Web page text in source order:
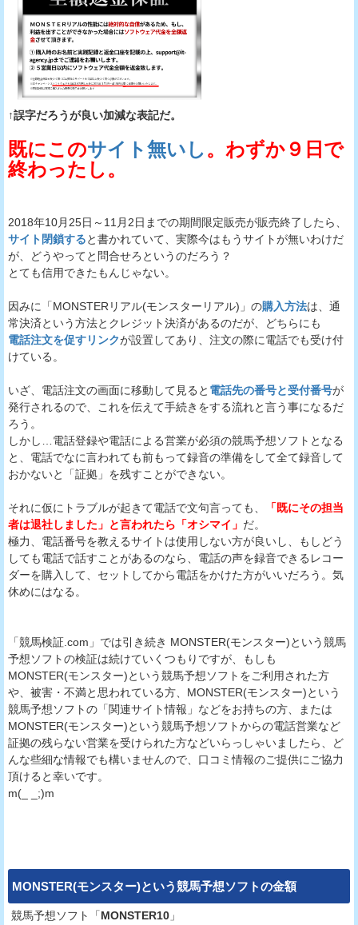
↑誤字だろうが良い加減な表記だ。
既にこのサイト無いし。わずか９日で
終わったし。
2018年10月25日～11月2日までの期間限定販売が販売終了したら、
サイト閉鎖すると書かれていて、実際今はもうサイトが無いわけだ
が、どうやってと問合せろというのだろう？
とても信用できたもんじゃない。
因みに「MONSTERリアル(モンスターリアル)」の購入方法は、通
常決済という方法とクレジット決済があるのだが、どちらにも
電話注文を促すリンクが設置してあり、注文の際に電話でも受け付
けている。
いざ、電話注文の画面に移動して見ると 電話先の番号と受付番号が
発行されるので、これを伝えて手続きをする流れと言う事になるだ
ろう。
しかし…電話登録や電話による営業が必須の競馬予想ソフトとなる
と、電話でなに言われても前もって録音の準備をして全て録音して
おかないと「証拠」を残すことができない。
それに仮にトラブルが起きて電話で文句言っても、
「既にその担当
者は退社しました」と言われたら「オシマイ」 だ。
極力、電話番号を教えるサイトは使用しない方が良いし、もしどう
しても電話で話すことがあるのなら、電話の声を録音できるレコー
ダーを購入して、セットしてから電話をかけた方がいいだろう。気
休めにはなる。
「競馬検証.com」では引き続き MONSTER(モンスター)という競馬
予想ソフトの検証は続けていくつもりですが、もしも
MONSTER(モンスター)という競馬予想ソフトをご利用された方
や、被害・不満と思われている方、MONSTER(モンスター)という
競馬予想ソフトの「関連サイト情報」などをお持ちの方、または
MONSTER(モンスター)という競馬予想ソフトからの電話営業など
証拠の残らない営業を受けられた方などいらっしゃいましたら、ど
んな些細な情報でも構いませんので、口コミ情報のご提供にご協力
頂けると幸いです。
m(_ _;)m
MONSTER(モンスター)という競馬予想ソフトの金額
競馬予想ソフト「MONSTER10 」